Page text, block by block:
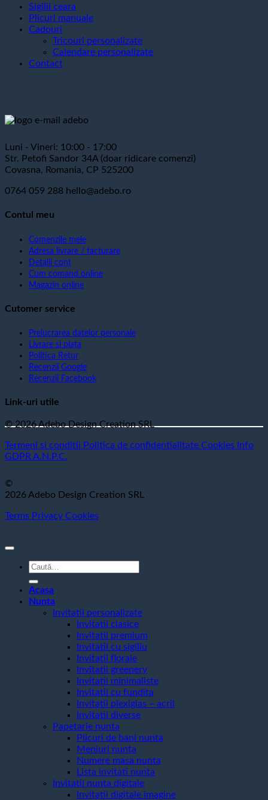
Sigilii ceara
Plicuri manuale
Cadouri
Tricouri personalizate
Calendare personalizate
Contact
Luni - Vineri: 10:00 - 17:00
Str. Petofi Sandor 34A (doar ridicare comenzi)
Covasna, Romania, CP 525200
0764 059 288 hello@adebo.ro
Contul meu
Comenzile mele
Adresa livrare / facturare
Detalii cont
Cum comand online
Magazin online
Cutomer service
Prelucrarea datelor personale
Livrare si plata
Politica Retur
Recenzii Google
Recenzii Facebook
Link-uri utile
© 2026 Adebo Design Creation SRL
Termeni si conditii Politica de confidentialitate Cookies Info
GDPR A.N.P.C.
©
2026 Adebo Design Creation SRL
Terms Privacy Cookies
Caută
după:
Acasa
Nunta
Invitatii personalizate
Invitatii clasice
Invitatii premium
Invitatii cu sigiliu
Invitatii florale
Invitatii greenery
Invitatii minimaliste
Invitatii cu fundita
Invitatii plexiglas – acril
Invitatii diverse
Papetarie nunta
Plicuri de bani nunta
Meniuri nunta
Numere masa nunta
Lista invitati nunta
Invitatii nunta digitale
Invitatii digitale imagine